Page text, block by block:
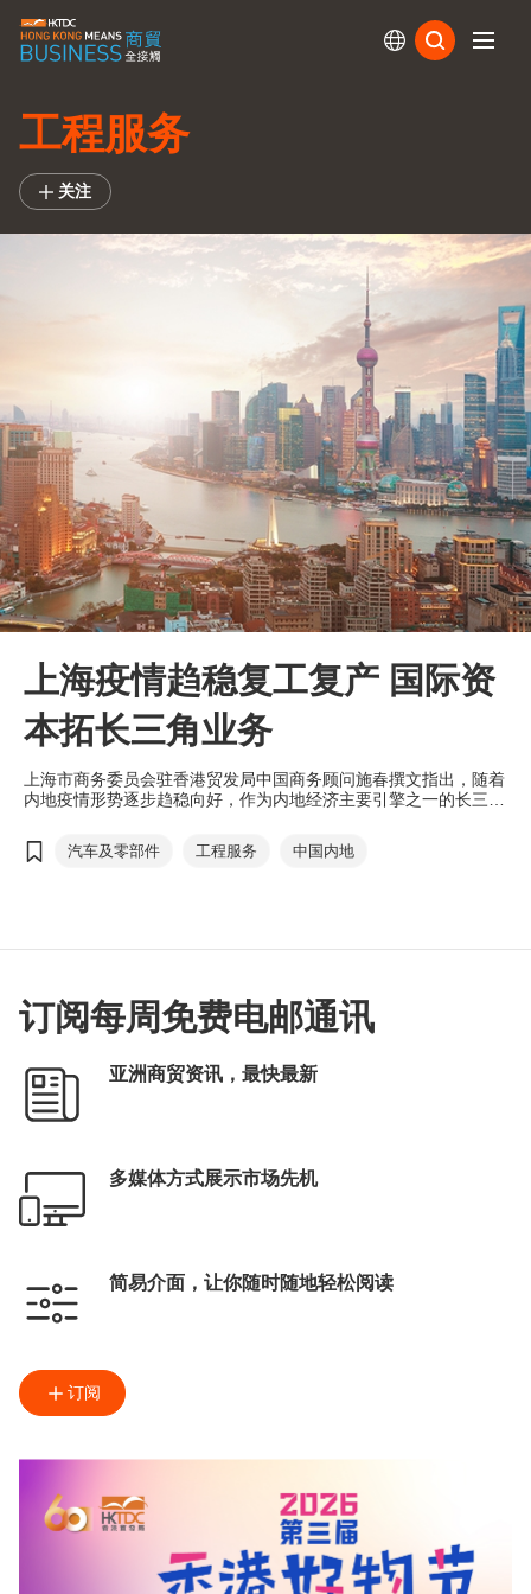
工程服务
关注
上海疫情趋稳复工复产 国际资
本拓长三角业务
上海市商务委员会驻香港贸发局中国商务顾问施春撰文指出，随着
内地疫情形势逐步趋稳向好，作为内地经济主要引擎之一的长三角
济社会的影响。国际资本方面，跨国企业对拓展上海乃至长三角业
务的信心不减。
汽车及零部件 工程服务 中国内地
订阅每周免费电邮通讯
亚洲商贸资讯，最快最新
多媒体方式展示市场先机
简易介面，让你随时随地轻松阅读
订阅